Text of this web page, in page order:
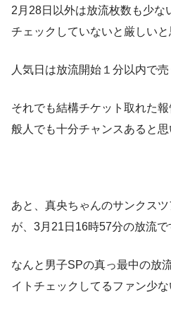
2月28日以外は放流枚数も少な
チェックしていないと厳しいと
人気日は放流開始１分以内で売
それでも結構チケット取れた
般人でも十分チャンスあると思
あと、真央ちゃんのサンクス
が、3月21日16時57分の放流で
なんと男子SPの真っ最中の放
イトチェックしてるファン少な